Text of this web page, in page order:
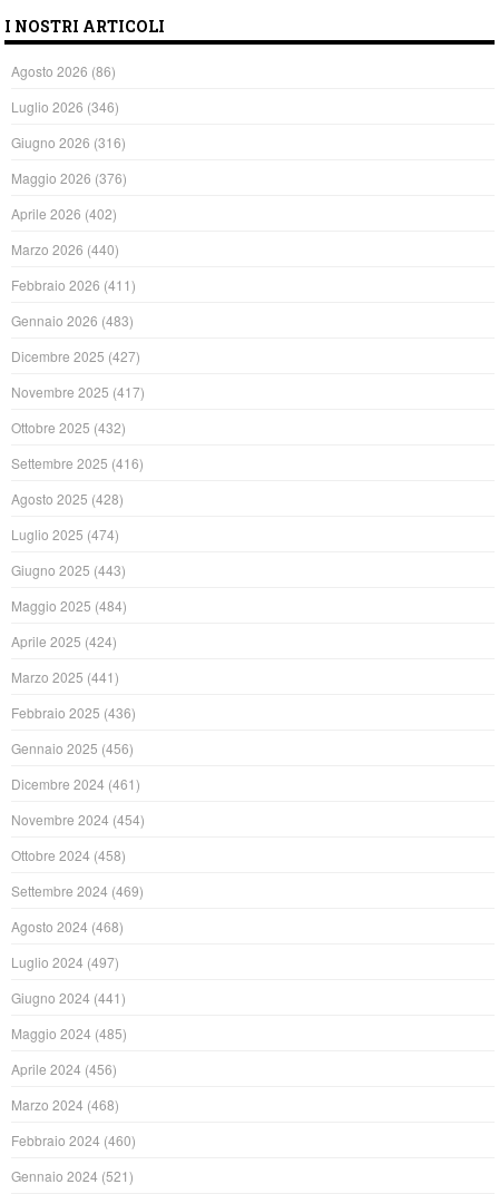
I NOSTRI ARTICOLI
Agosto 2026 (86)
Luglio 2026 (346)
Giugno 2026 (316)
Maggio 2026 (376)
Aprile 2026 (402)
Marzo 2026 (440)
Febbraio 2026 (411)
Gennaio 2026 (483)
Dicembre 2025 (427)
Novembre 2025 (417)
Ottobre 2025 (432)
Settembre 2025 (416)
Agosto 2025 (428)
Luglio 2025 (474)
Giugno 2025 (443)
Maggio 2025 (484)
Aprile 2025 (424)
Marzo 2025 (441)
Febbraio 2025 (436)
Gennaio 2025 (456)
Dicembre 2024 (461)
Novembre 2024 (454)
Ottobre 2024 (458)
Settembre 2024 (469)
Agosto 2024 (468)
Luglio 2024 (497)
Giugno 2024 (441)
Maggio 2024 (485)
Aprile 2024 (456)
Marzo 2024 (468)
Febbraio 2024 (460)
Gennaio 2024 (521)